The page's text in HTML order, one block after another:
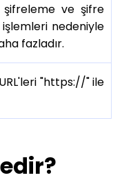
şifreleme ve şifre
nedeniyle
fazladır.
"https://" ile